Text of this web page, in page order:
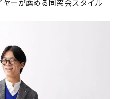
ーが薦める同窓会スタイル